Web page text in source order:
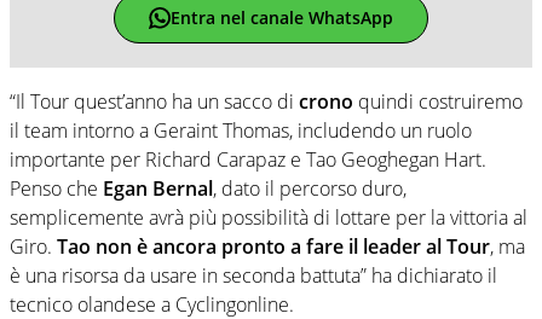
Entra nel canale WhatsApp
“Il Tour quest’anno ha un sacco di crono quindi costruiremo
il team intorno a Geraint Thomas, includendo un ruolo
importante per Richard Carapaz e Tao Geoghegan Hart.
Penso che Egan Bernal, dato il percorso duro,
semplicemente avrà più possibilità di lottare per la vittoria al
Giro. Tao non è ancora pronto a fare il leader al Tour, ma
è una risorsa da usare in seconda battuta” ha dichiarato il
tecnico olandese a Cyclingonline.